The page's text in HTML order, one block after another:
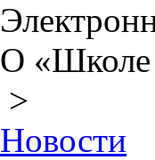
О «Школе
>
Новости